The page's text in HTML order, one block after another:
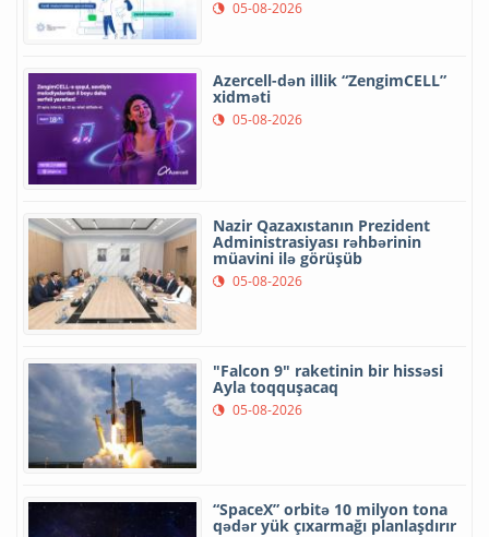
05-08-2026
Azercell-dən illik “ZengimCELL”
xidməti
05-08-2026
Nazir Qazaxıstanın Prezident
Administrasiyası rəhbərinin
müavini ilə görüşüb
05-08-2026
"Falcon 9" raketinin bir hissəsi
Ayla toqquşacaq
05-08-2026
“SpaceX” orbitə 10 milyon tona
qədər yük çıxarmağı planlaşdırır